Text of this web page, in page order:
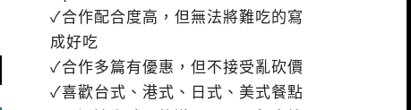
✓合作配合度高，但無法將難吃的寫
成好吃
✓合作多篇有優惠，但不接受亂砍價
✓喜歡台式、港式、日式、美式餐點